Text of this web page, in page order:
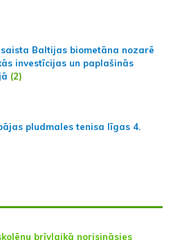
Baltijas biometāna nozarē
investīcijas un paplašinās
(2)
pludmales tenisa līgas 4.
brīvlaikā norisināsies